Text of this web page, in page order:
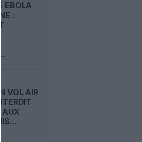
EBOLA
:
VOL AIR
AUX